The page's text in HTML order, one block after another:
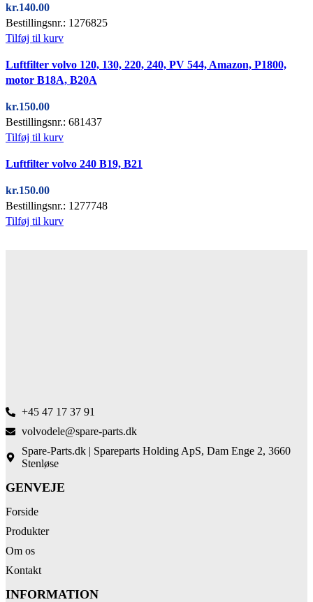
kr.140.00
Bestillingsnr.: 1276825
Tilføj til kurv
Luftfilter volvo 120, 130, 220, 240, PV 544, Amazon, P1800,
motor B18A, B20A
kr.150.00
Bestillingsnr.: 681437
Tilføj til kurv
Luftfilter volvo 240 B19, B21
kr.150.00
Bestillingsnr.: 1277748
Tilføj til kurv
+45 47 17 37 91
volvodele@spare-parts.dk
Spare-Parts.dk | Spareparts Holding ApS, Dam Enge 2, 3660
Stenløse
GENVEJE
Forside
Produkter
Om os
Kontakt
INFORMATION